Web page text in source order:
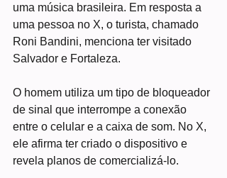
uma música brasileira. Em resposta a
uma pessoa no X, o turista, chamado
Roni Bandini, menciona ter visitado
Salvador e Fortaleza.
O homem utiliza um tipo de bloqueador
de sinal que interrompe a conexão
entre o celular e a caixa de som. No X,
ele afirma ter criado o dispositivo e
revela planos de comercializá-lo.